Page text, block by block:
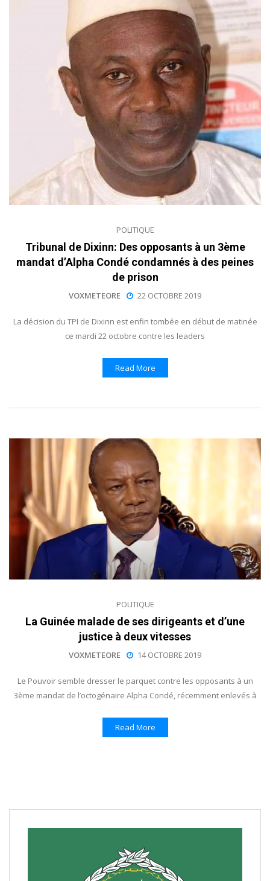
POLITIQUE
Tribunal de Dixinn: Des opposants à un 3ème
mandat d’Alpha Condé condamnés à des peines
de prison
VOXMETEORE 22 OCTOBRE 2019
La décision du TPI de Dixinn est enfin tombée en début de matinée
ce mardi 22 octobre contre les leaders
Read More
POLITIQUE
La Guinée malade de ses dirigeants et d’une
justice à deux vitesses
VOXMETEORE 14 OCTOBRE 2019
Le Pouvoir semble dresser le parquet contre les opposants à un
3ème mandat de l’octogénaire Alpha Condé, récemment enlevés à
Read More